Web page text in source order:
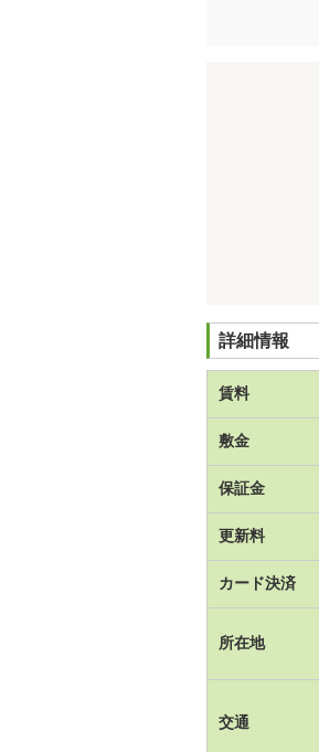
詳細情報
賃料
敷金
保証金
更新料
カード決済
所在地
交通